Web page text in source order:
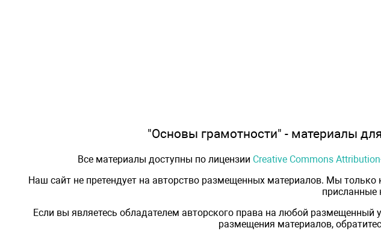
"Основы грамотности" - материалы
Все материалы доступны по лицензии Creative Commons
Наш сайт не претендует на авторство размещенных материалов. Мы
присланные
Если вы являетесь обладателем авторского права на любой
размещения материалов,